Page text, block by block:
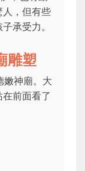
人，但有些
承受力。
雕塑
嫩神廟。大
前面看了